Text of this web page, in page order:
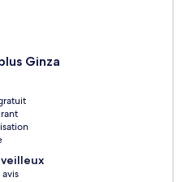
Ginza
avis